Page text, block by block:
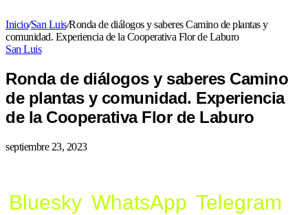
Inicio/San Luis/Ronda de diálogos y saberes Camino de plantas y
comunidad. Experiencia de la Cooperativa Flor de Laburo
San Luis
Ronda de diálogos y saberes Camino
de plantas y comunidad. Experiencia
de la Cooperativa Flor de Laburo
septiembre 23, 2023
Bluesky WhatsApp Telegram